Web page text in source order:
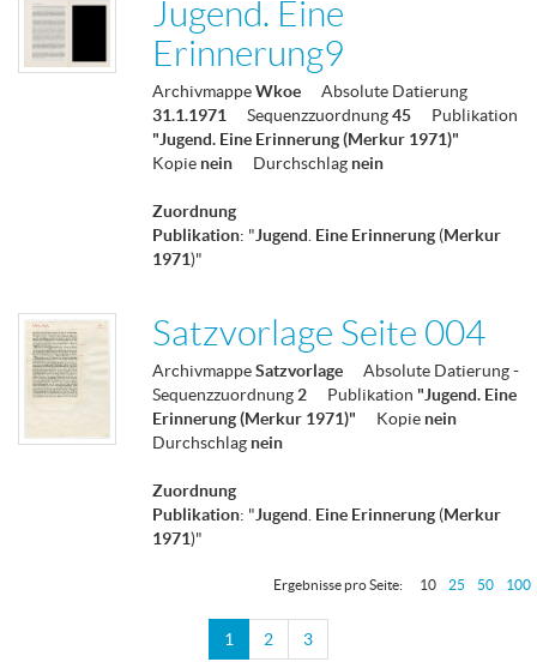
Jugend. Eine
Erinnerung9
ArchivmappeWkoe
Absolute Datierung
31.1.1971
Sequenzzuordnung45
Publikation
"Jugend. Eine Erinnerung (Merkur 1971)"
Kopie nein Durchschlag nein
Zuordnung
Publikation: "Jugend Eine Erinnerung (Merkur
1971)"
Satzvorlage Seite 004
ArchivmappeSatzvorlage Absolute Datierung-
Sequenzzuordnung 2 Publikation "Jugend. Eine
Erinnerung (Merkur 1971)"
Kopie nein
Durchschlag nein
Zuordnung
Publikation: "Jugend Eine Erinnerung (Merkur
1971)"
Ergebnisse pro Seite: 10 25 50 100
1 2 3